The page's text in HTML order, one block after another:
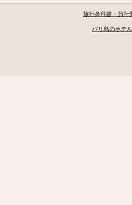
旅行条件書・旅行
バリ島のホテ